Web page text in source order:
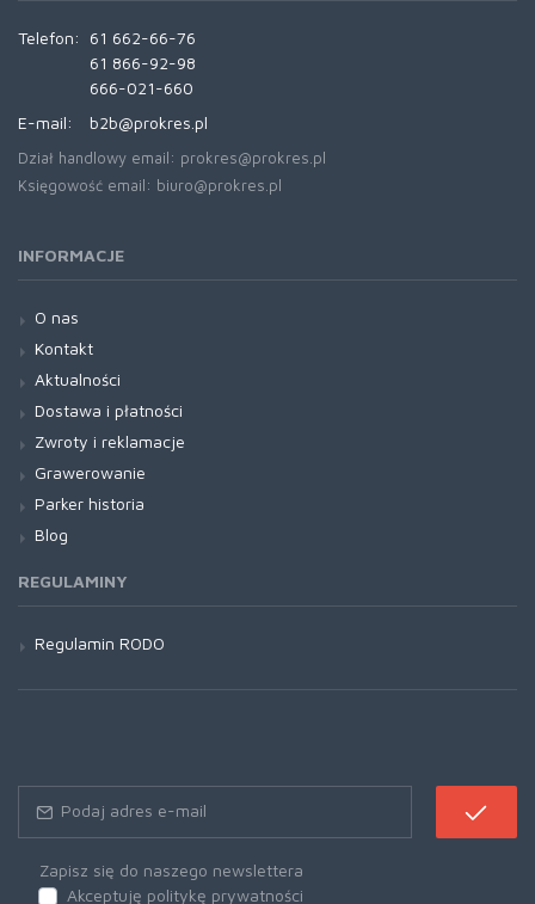
Telefon:
61 662-66-76
61 866-92-98
666-021-660
E-mail:
b2b@prokres.pl
Dział handlowy email: prokres@prokres.pl
Księgowość email: biuro@prokres.pl
INFORMACJE
O nas
Kontakt
Aktualności
Dostawa i płatności
Zwroty i reklamacje
Grawerowanie
Parker historia
Blog
REGULAMINY
Regulamin RODO
Zapisz się do naszego newslettera
Akceptuję politykę prywatności